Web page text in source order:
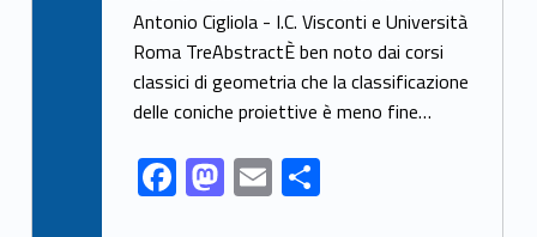
b
o
o
k
d
o
n
l e
Antonio Cigliola - I.C. Visconti e Università
Roma TreAbstractÈ ben noto dai corsi
classici di geometria che la classificazione
delle coniche proiettive è meno fine…
F
ac
M
as
E
m
S